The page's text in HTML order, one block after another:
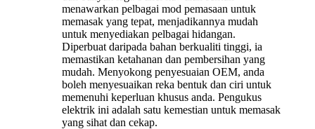
menawarkan pelbagai mod pemasaan untuk
memasak yang tepat, menjadikannya mudah
untuk menyediakan pelbagai hidangan.
Diperbuat daripada bahan berkualiti tinggi, ia
memastikan ketahanan dan pembersihan yang
mudah. ​​Menyokong penyesuaian OEM, anda
boleh menyesuaikan reka bentuk dan ciri untuk
memenuhi keperluan khusus anda. Pengukus
elektrik ini adalah satu kemestian untuk memasak
yang sihat dan cekap.